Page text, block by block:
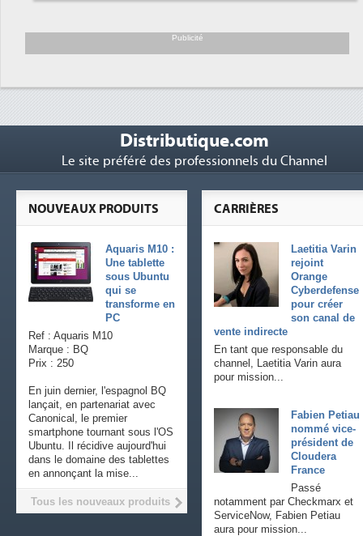
soutient les...
Publicité
Distributique.com
Le site préféré des professionnels du Channel
CARRIÈRES
Laetitia Varin
rejoint
Orange
Cyberdefense
pour créer
son canal de
vente indirecte
En tant que responsable du
channel, Laetitia Varin aura
pour mission...
Fabien Petiau
nommé vice-
président de
Cloudera
France
Passé
notamment par Checkmarx et
ServiceNow, Fabien Petiau
aura pour mission...
NOUVEAUX PRODUITS
Aquaris M10 :
Une tablette
sous Ubuntu
qui se
transforme en
PC
Ref : Aquaris M10
Marque : BQ
Prix : 250
En juin dernier, l'espagnol BQ
lançait, en partenariat avec
Canonical, le premier
smartphone tournant sous l'OS
Ubuntu. Il récidive aujourd'hui
dans le domaine des tablettes
en annonçant la mise...
Tous les nouveaux produits